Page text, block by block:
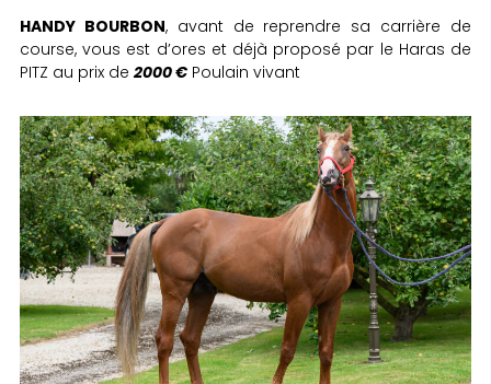
HANDY BOURBON, avant de reprendre sa carrière de
course, vous est d’ores et déjà proposé par le Haras de
PITZ au prix de 2000 € Poulain vivant